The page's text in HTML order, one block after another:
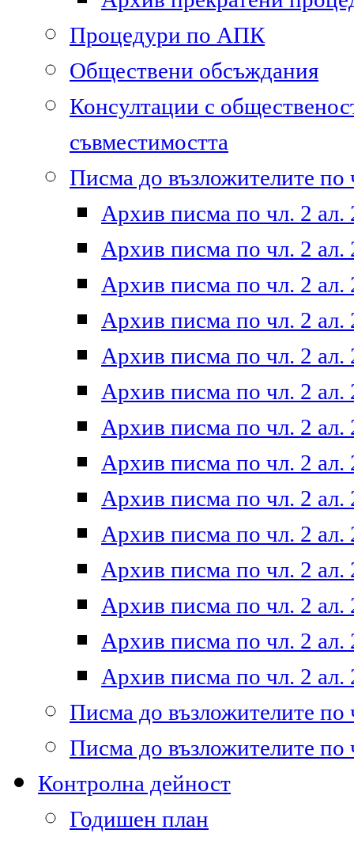
Процедури по АПК
Обществени обсъждания
Консултации с
съвместимостта
Писма до възложителите по
Архив писма по чл. 2 ал.
Архив писма по чл. 2 ал.
Архив писма по чл. 2 ал.
Архив писма по чл. 2 ал.
Архив писма по чл. 2 ал.
Архив писма по чл. 2 ал.
Архив писма по чл. 2 ал.
Архив писма по чл. 2 ал.
Архив писма по чл. 2 ал.
Архив писма по чл. 2 ал.
Архив писма по чл. 2 ал.
Архив писма по чл. 2 ал.
Архив писма по чл. 2 ал.
Архив писма по чл. 2 ал.
Писма до възложителите по
Писма до възложителите по
Контролна дейност
Годишен план